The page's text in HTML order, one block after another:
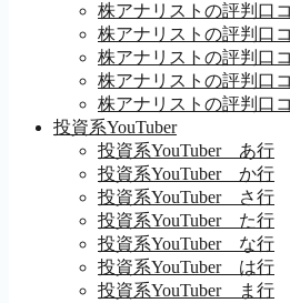
株アナリストの評判口
株アナリストの評判口
株アナリストの評判口
株アナリストの評判口
株アナリストの評判口
投資系YouTuber
投資系YouTuber あ行
投資系YouTuber か行
投資系YouTuber さ行
投資系YouTuber た行
投資系YouTuber な行
投資系YouTuber は行
投資系YouTuber ま行